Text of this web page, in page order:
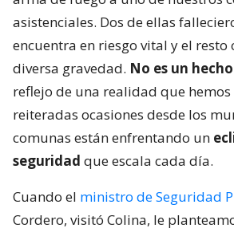
asistenciales. Dos de ellas
encuentra en riesgo vital y el resto
diversa gravedad. No es un
reflejo de una realidad que
reiteradas ocasiones desde los
comunas están enfrentando un
seguridad que escala cada día.
Cuando el ministro de Seguridad
Cordero, visitó Colina, le